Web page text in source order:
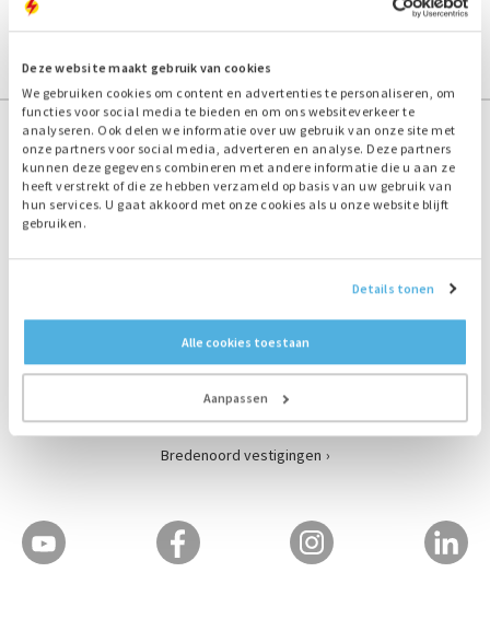
Deze website maakt gebruik van cookies
We gebruiken cookies om content en advertenties te personaliseren, om
functies voor social media te bieden en om ons websiteverkeer te
analyseren. Ook delen we informatie over uw gebruik van onze site met
onze partners voor social media, adverteren en analyse. Deze partners
kunnen deze gegevens combineren met andere informatie die u aan ze
heeft verstrekt of die ze hebben verzameld op basis van uw gebruik van
hun services. U gaat akkoord met onze cookies als u onze website blijft
gebruiken.
Details tonen
Alle cookies toestaan
Aanpassen
Bedankt voor uw inschrijving.
Contact
Nederland
Postbus 20122
7302 HC Apeldoorn
Nederland
Bredenoord vestigingen